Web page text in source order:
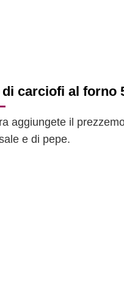
carciofi al forno
aggiungete il
e di pepe.